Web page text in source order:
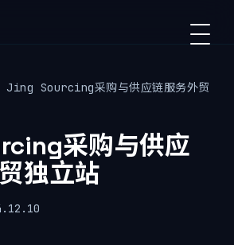
Sourcing采购与供应链服务外贸
采购与供应
独立站